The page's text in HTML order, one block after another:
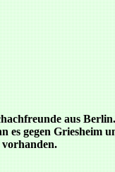
aus
es gegen